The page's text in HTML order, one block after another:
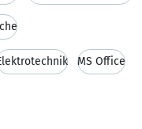
MS Office